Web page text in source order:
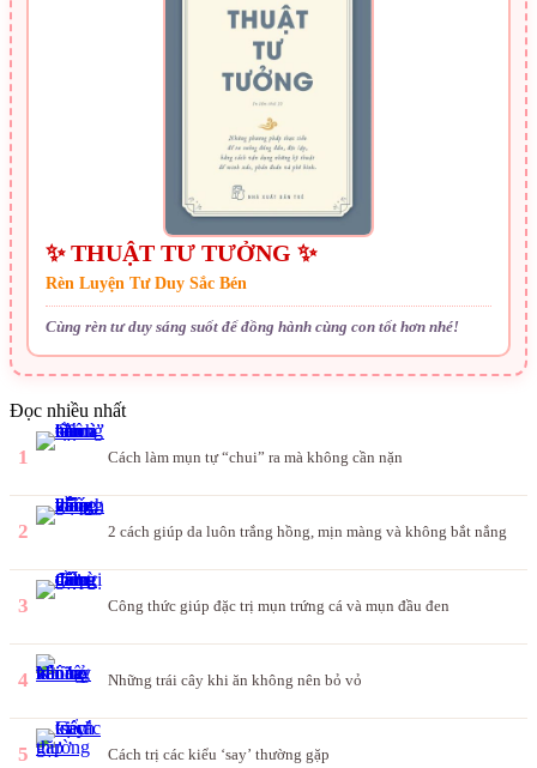
✨ THUẬT TƯ TƯỞNG ✨
Rèn Luyện Tư Duy Sắc Bén
Cùng rèn tư duy sáng suốt để đồng hành cùng con tốt hơn nhé!
Đọc nhiều nhất
1 Cách làm mụn tự “chui” ra mà không cần nặn
2 2 cách giúp da luôn trắng hồng, mịn màng và không bắt nắng
3 Công thức giúp đặc trị mụn trứng cá và mụn đầu đen
4 Những trái cây khi ăn không nên bỏ vỏ
5 Cách trị các kiểu ‘say’ thường gặp